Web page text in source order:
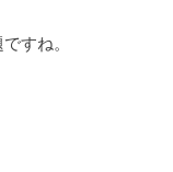
すね。